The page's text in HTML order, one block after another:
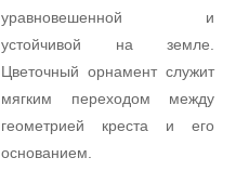
уравновешенной и
устойчивой на земле.
Цветочный орнамент служит
мягким переходом между
геометрией креста и его
основанием.